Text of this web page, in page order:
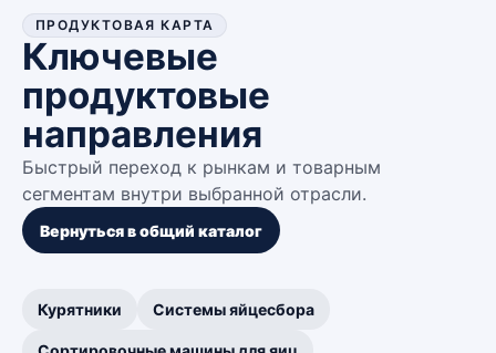
ПРОДУКТОВАЯ КАРТА
Ключевые
продуктовые
направления
Быстрый переход к рынкам и товарным
сегментам внутри выбранной отрасли.
Вернуться в общий каталог
Курятники Системы яйцесбора